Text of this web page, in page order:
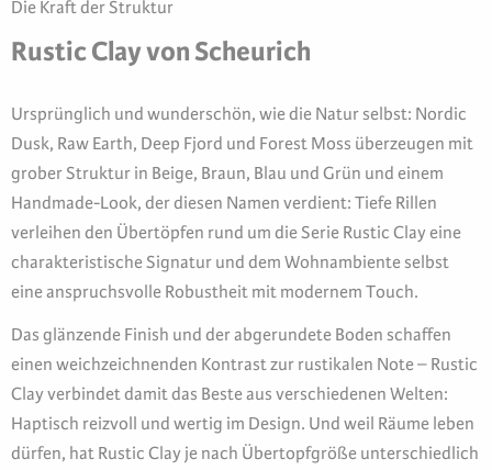
Die Kraft der Struktur
Rustic Clay von Scheurich
Ursprünglich und wunderschön, wie die Natur selbst: Nordic
Dusk, Raw Earth, Deep Fjord und Forest Moss überzeugen mit
grober Struktur in Beige, Braun, Blau und Grün und einem
Handmade-Look, der diesen Namen verdient: Tiefe Rillen
verleihen den Übertöpfen rund um die Serie Rustic Clay eine
charakteristische Signatur und dem Wohnambiente selbst
eine anspruchsvolle Robustheit mit modernem Touch.
Das glänzende Finish und der abgerundete Boden schaffen
einen weichzeichnenden Kontrast zur rustikalen Note – Rustic
Clay verbindet damit das Beste aus verschiedenen Welten:
Haptisch reizvoll und wertig im Design. Und weil Räume leben
dürfen, hat Rustic Clay je nach Übertopfgröße unterschiedlich